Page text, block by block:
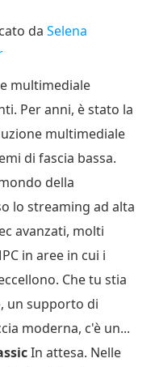
da Selena
multimediale
Per anni, è stato la
multimediale
di fascia bassa.
della
lo streaming ad alta
avanzati, molti
in aree in cui i
Che tu stia
un supporto di
moderna, c'è un...
In attesa. Nelle